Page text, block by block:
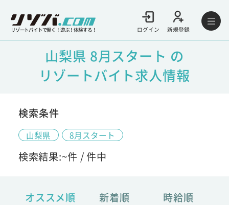
リゾートバイトで働く！遊ぶ！体験する！ ログイン 新規登録
山梨県 8月スタート の
リゾートバイト求人情報
検索条件
山梨県 8月スタート
検索結果:~件 /件中
オススメ順 新着順 時給順